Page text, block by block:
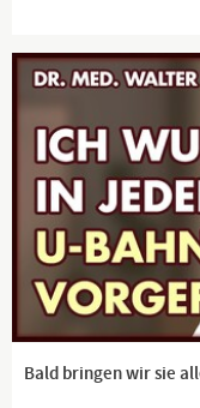
Alle Infos zum
Ich lasse mich nicht
Bald bringen wir sie